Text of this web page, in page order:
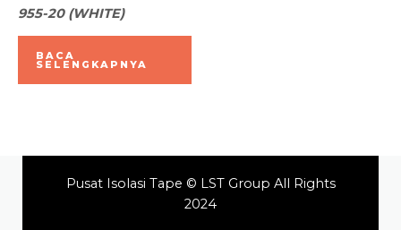
5
955-20 (WHITE)
BACA
SELENGKAPNYA
Pusat Isolasi Tape © LST Group All Rights
2024